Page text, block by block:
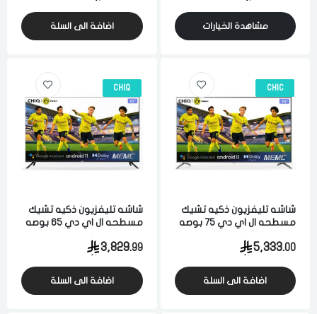
مشاهدة الخيارات اضافة الى السلة
CHIC
شاشه تليفزيون ذكيه تشيك
مسطحه ال اي دي 75 بوصه
بدون اطار اسود
5,333.00
اضافة الى السلة
CHIQ
شاشه تليفزيون ذكيه تشيك
مسطحه ال اي دي 65 بوصه
بدون اطار اسود
3,829.99
اضافة الى السلة